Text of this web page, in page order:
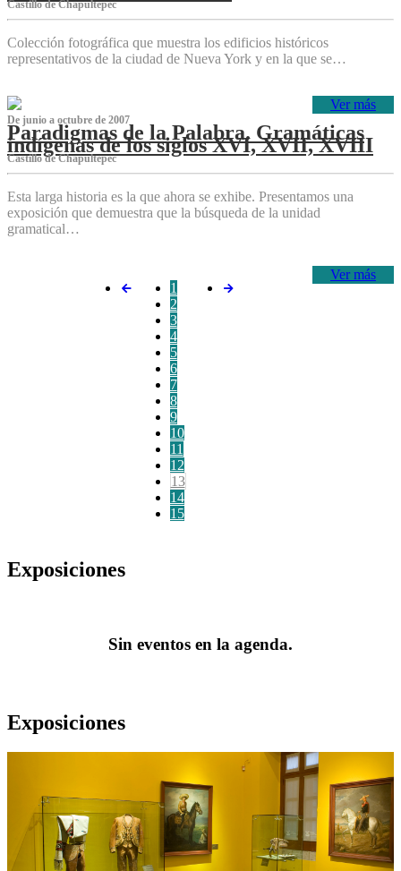
Castillo de Chapultepec
Colección fotográfica que muestra los edificios históricos
representativos de la ciudad de Nueva York y en la que se…
Ver más
De junio a octubre de 2007
Paradigmas de la Palabra. Gramáticas
indígenas de los siglos XVI, XVII, XVIII
Castillo de Chapultepec
Esta larga historia es la que ahora se exhibe. Presentamos una
exposición que demuestra que la búsqueda de la unidad
gramatical…
Ver más
1
2
3
4
5
6
7
8
9
10
11
12
13
14
15
Exposiciones
Sin eventos en la agenda.
Exposiciones